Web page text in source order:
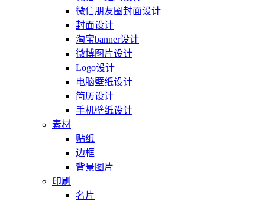
微信朋友圈封面设计
封面设计
淘宝banner设计
微博图片设计
Logo设计
电脑壁纸设计
简历设计
手机壁纸设计
素材
贴纸
边框
背景图片
印刷
名片